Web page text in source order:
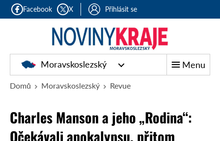
Facebook X Přihlásit se
Moravskoslezský Menu
Domů Moravskoslezský Revue
Charles Manson a jeho „Rodina“:
Očekávali apokalypsu, přitom